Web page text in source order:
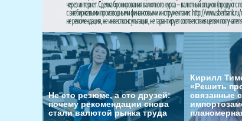
Не сто резюме, а сто друзей:
почему рекомендации снова
стали валютой рынка труда
Кирилл
«Решить
связанные с